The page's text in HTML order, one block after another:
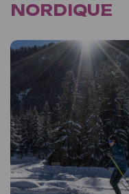
NORDIQUE